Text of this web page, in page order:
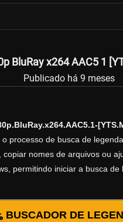
BluRay x264 AAC5 1
Publicado há 9 meses
processo de busca de
nomes de arquivos ou
permitindo iniciar a busca
BUSCADOR DE